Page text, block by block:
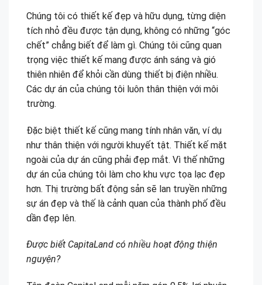
Chúng tôi có thiết kế đẹp và hữu dụng, từng diện
tích nhỏ đều được tận dụng, không có những “góc
chết” chẳng biết để làm gì. Chúng tôi cũng quan
trọng việc thiết kế mang được ánh sáng và gió
thiên nhiên để khỏi cần dùng thiết bị điện nhiều.
Các dự án của chúng tôi luôn thân thiện với môi
trường.
Đặc biệt thiết kế cũng mang tính nhân văn, ví dụ
như thân thiện với người khuyết tật. Thiết kế mặt
ngoài của dự án cũng phải đẹp mắt. Vì thế những
dự án của chúng tôi làm cho khu vực tọa lạc đẹp
hơn. Thị trường bất động sản sẽ lan truyền những
sự án đẹp và thế là cảnh quan của thành phố đều
dần đẹp lên.
Được biết CapitaLand có nhiều hoạt động thiện
nguyện?